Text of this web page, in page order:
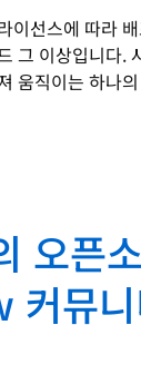
이선스에 따라
그 이상입니다.
움직이는 하나
오픈
뮤니